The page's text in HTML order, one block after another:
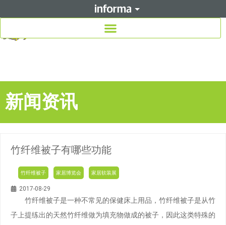
新闻资讯
竹纤维被子有哪些功能
竹纤维被子 家居博览会 家居软装展
2017-08-29
竹纤维被子是一种不常见的保健床上用品，竹纤维被子是从竹
子上提练出的天然竹纤维做为填充物做成的被子，因此这类特殊的